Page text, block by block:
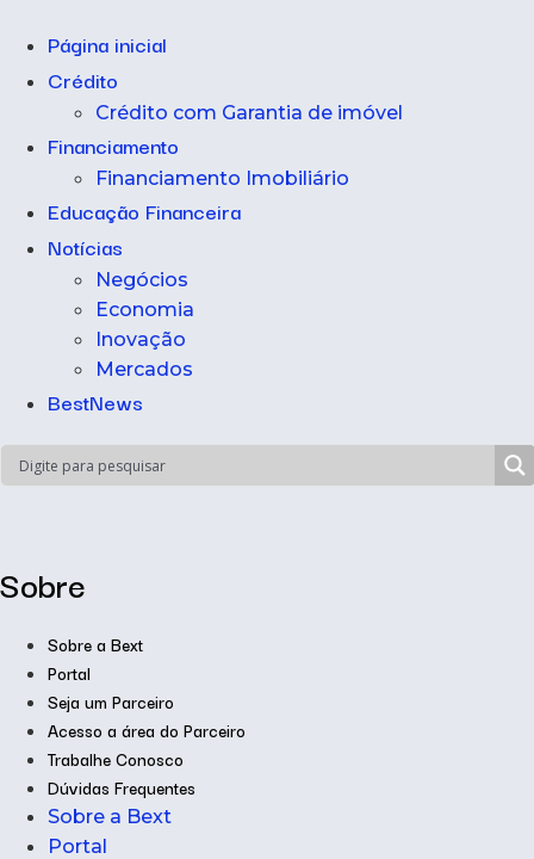
Página inicial
Crédito
Crédito com Garantia de imóvel
Financiamento
Financiamento Imobiliário
Educação Financeira
Notícias
Negócios
Economia
Inovação
Mercados
BestNews
Sobre
Sobre a Bext
Portal
Seja um Parceiro
Acesso a área do Parceiro
Trabalhe Conosco
Dúvidas Frequentes
Sobre a Bext
Portal